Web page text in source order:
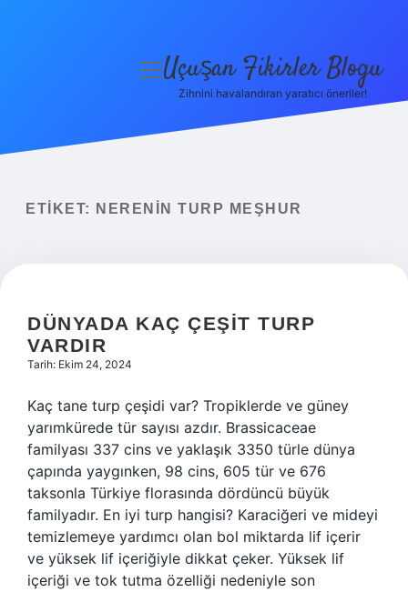
Yasal Uyarı
menüyü
Uçuşan Fikirler Blogu
Zihnini havalandıran yaratıcı öneriler!
ETIKET: NERENIN TURP MEŞHUR
DÜNYADA KAÇ ÇEŞIT TURP
VARDIR
Tarih: Ekim 24, 2024
Kaç tane turp çeşidi var? Tropiklerde ve güney
yarımkürede tür sayısı azdır. Brassicaceae
familyası 337 cins ve yaklaşık 3350 türle dünya
çapında yaygınken, 98 cins, 605 tür ve 676
taksonla Türkiye florasında dördüncü büyük
familyadır. En iyi turp hangisi? Karaciğeri ve mideyi
temizlemeye yardımcı olan bol miktarda lif içerir
ve yüksek lif içeriğiyle dikkat çeker. Yüksek lif
içeriği ve tok tutma özelliği nedeniyle son